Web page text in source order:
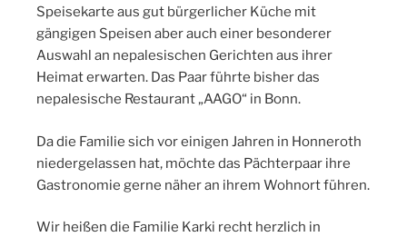
Speisekarte aus gut bürgerlicher Küche mit
gängigen Speisen aber auch einer besonderer
Auswahl an nepalesischen Gerichten aus ihrer
Heimat erwarten. Das Paar führte bisher das
nepalesische Restaurant „AAGO“ in Bonn.
Da die Familie sich vor einigen Jahren in Honneroth
niedergelassen hat, möchte das Pächterpaar ihre
Gastronomie gerne näher an ihrem Wohnort führen.
Wir heißen die Familie Karki recht herzlich in